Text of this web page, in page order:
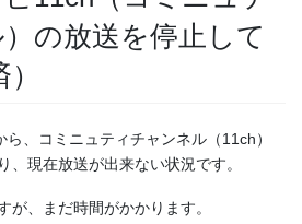
の放送を停止して
、コミニュティチャンネル（11ch）
、現在放送が出来ない状況です。
が、まだ時間がかかります。